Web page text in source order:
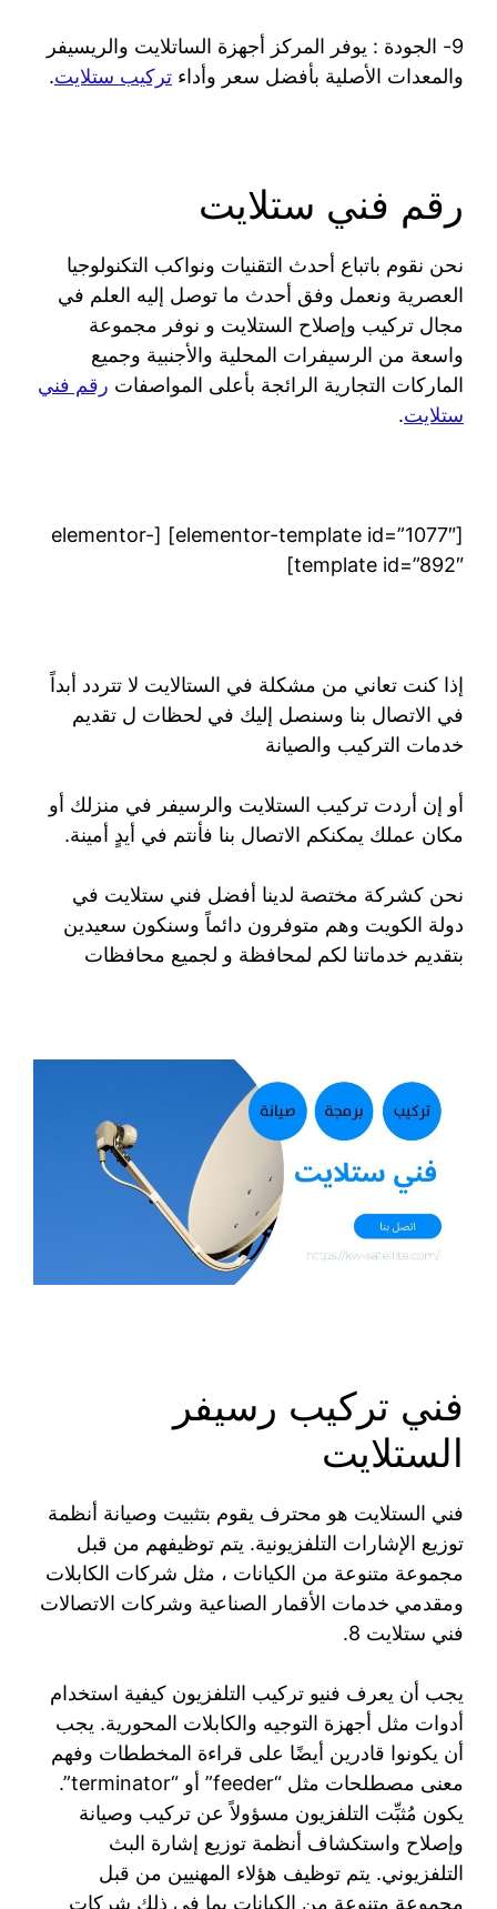
9- الجودة : يوفر المركز أجهزة الساتلايت والريسيفر
والمعدات الأصلية بأفضل سعر وأداء تركيب ستلايت.
رقم فني ستلايت
نحن نقوم باتباع أحدث التقنيات ونواكب التكنولوجيا
العصرية ونعمل وفق أحدث ما توصل إليه العلم في
مجال تركيب وإصلاح الستلايت و نوفر مجموعة
واسعة من الرسيفرات المحلية والأجنبية وجميع
الماركات التجارية الرائجة بأعلى المواصفات رقم فني
ستلايت.
[elementor-template id=”1077″] [elementor-
template id=”892″]
إذا كنت تعاني من مشكلة في الستالايت لا تتردد أبداً
في الاتصال بنا وسنصل إليك في لحظات ل تقديم
خدمات التركيب والصيانة
أو إن أردت تركيب الستلايت والرسيفر في منزلك أو
مكان عملك يمكنكم الاتصال بنا فأنتم في أيدٍ أمينة.
نحن كشركة مختصة لدينا أفضل فني ستلايت في
دولة الكويت وهم متوفرون دائماً وسنكون سعيدين
بتقديم خدماتنا لكم لمحافظة و لجميع محافظات
فني تركيب رسيفر
الستلايت
فني الستلايت هو محترف يقوم بتثبيت وصيانة أنظمة
توزيع الإشارات التلفزيونية. يتم توظيفهم من قبل
مجموعة متنوعة من الكيانات ، مثل شركات الكابلات
ومقدمي خدمات الأقمار الصناعية وشركات الاتصالات
فني ستلايت 8.
يجب أن يعرف فنيو تركيب التلفزيون كيفية استخدام
أدوات مثل أجهزة التوجيه والكابلات المحورية. يجب
أن يكونوا قادرين أيضًا على قراءة المخططات وفهم
معنى مصطلحات مثل “feeder” أو “terminator”.
يكون مُثبِّت التلفزيون مسؤولاً عن تركيب وصيانة
وإصلاح واستكشاف أنظمة توزيع إشارة البث
التلفزيوني. يتم توظيف هؤلاء المهنيين من قبل
مجموعة متنوعة من الكيانات بما في ذلك شركات